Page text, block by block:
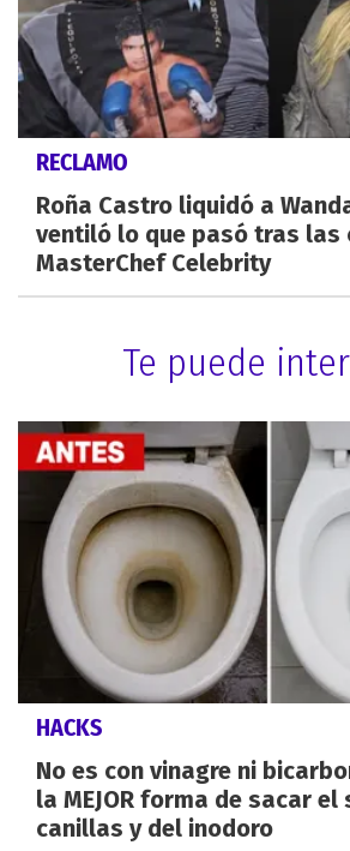
RECLAMO
Roña Castro liquidó a
ventiló lo que pasó tras las
MasterChef Celebrity
Te puede
HACKS
No es con vinagre ni
la MEJOR forma de sacar
canillas y del inodoro